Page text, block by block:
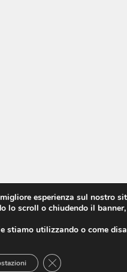
esperienza sul nostro
lo scroll o chiudendo il
stiamo utilizzando o come
CLOSE GDPR